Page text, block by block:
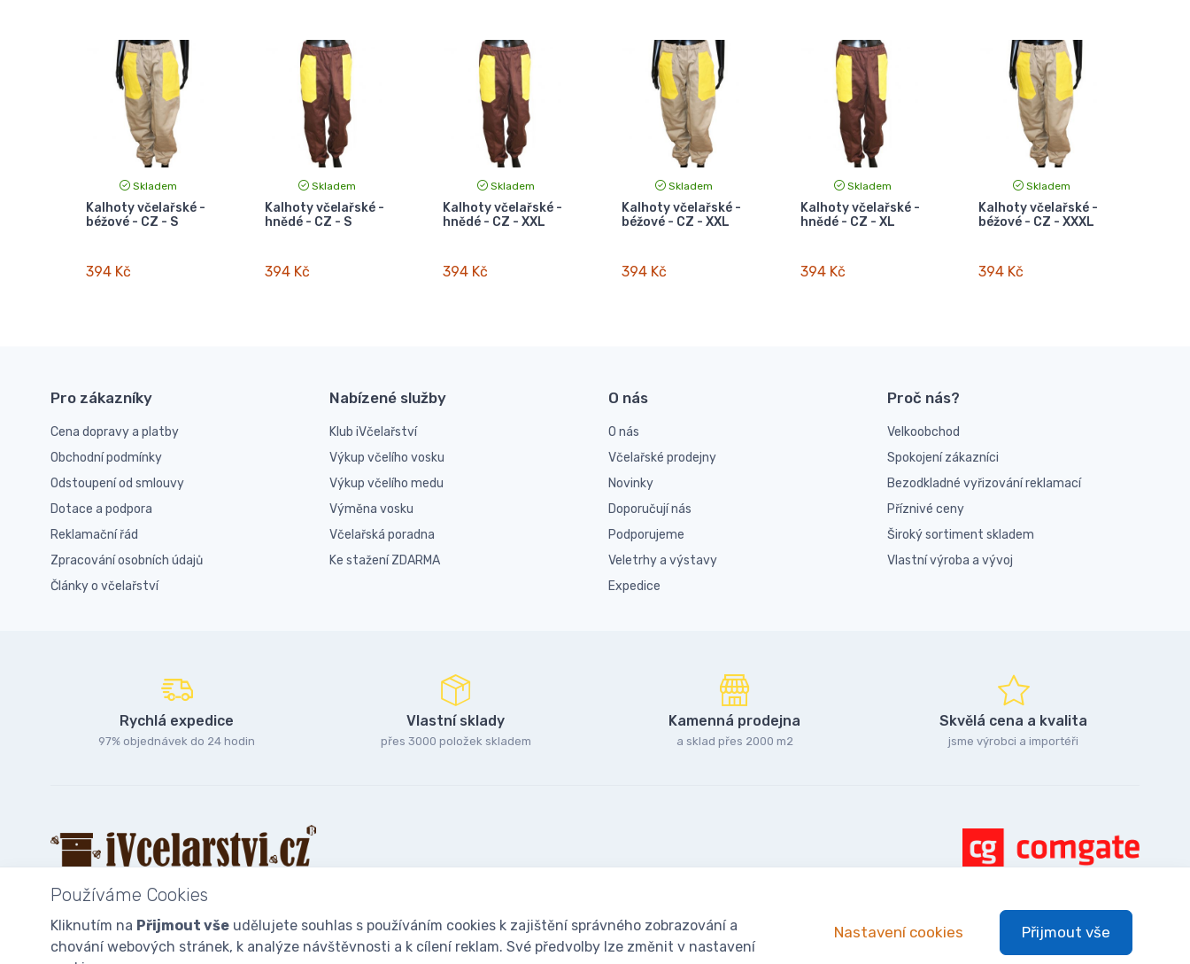
Skladem
Kalhoty včelařské -
béžové - CZ - S
394 Kč
Skladem
Kalhoty včelařské -
hnědé - CZ - S
394 Kč
Skladem
Kalhoty včelařské -
hnědé - CZ - XXL
394 Kč
Skladem
Kalhoty včelařské -
béžové - CZ - XXL
394 Kč
Skladem
Kalhoty včelařské -
hnědé - CZ - XL
394 Kč
Skladem
Kalhoty včelařské -
béžové - CZ - XXXL
394 Kč
Pro zákazníky
Cena dopravy a platby
Obchodní podmínky
Odstoupení od smlouvy
Dotace a podpora
Reklamační řád
Zpracování osobních údajů
Články o včelařství
Nabízené služby
Klub iVčelařství
Výkup včelího vosku
Výkup včelího medu
Výměna vosku
Včelařská poradna
Ke stažení ZDARMA
O nás
O nás
Včelařské prodejny
Novinky
Doporučují nás
Podporujeme
Veletrhy a výstavy
Expedice
Proč nás?
Velkoobchod
Spokojení zákazníci
Bezodkladné vyřizování reklamací
Příznivé ceny
Široký sortiment skladem
Vlastní výroba a vývoj
Rychlá expedice
97% objednávek do 24 hodin
Vlastní sklady
přes 3000 položek skladem
Kamenná prodejna
a sklad přes 2000 m2
Skvělá cena a kvalita
jsme výrobci a importéři
© 2025iVcelarstvi.cz®Všechna práva vyhrazena.|Staňte se fanoušky: Včelařské potřeby - www.ivcelarstvi.cz
Používáme Cookies
Kliknutím na Přijmout vše udělujete souhlas s používáním cookies k zajištění správného zobrazování a
chování webových stránek, k analýze návštěvnosti a k cílení reklam. Své předvolby lze změnit v nastavení
Nastavení cookies Přijmout vše